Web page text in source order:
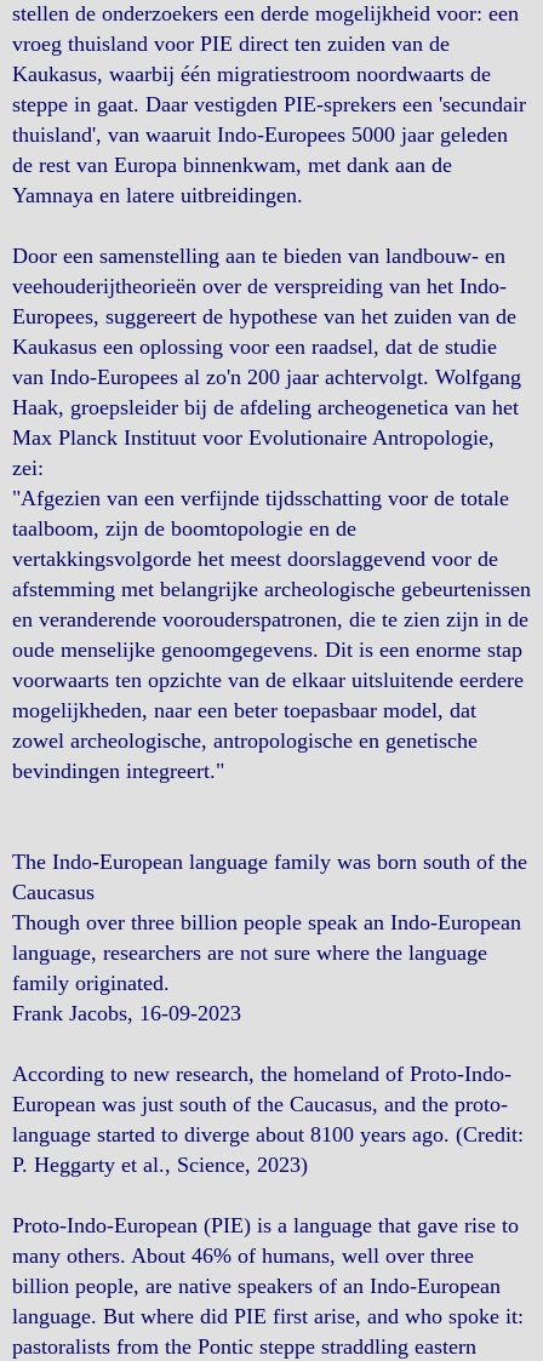
stellen de onderzoekers een derde mogelijkheid voor: een
vroeg thuisland voor PIE direct ten zuiden van de
Kaukasus, waarbij één migratiestroom noordwaarts de
steppe in gaat. Daar vestigden PIE-sprekers een 'secundair
thuisland', van waaruit Indo-Europees 5000 jaar geleden
de rest van Europa binnenkwam, met dank aan de
Yamnaya en latere uitbreidingen.
Door een samenstelling aan te bieden van landbouw- en
veehouderijtheorieën over de verspreiding van het Indo-
Europees, suggereert de hypothese van het zuiden van de
Kaukasus een oplossing voor een raadsel, dat de studie
van Indo-Europees al zo'n 200 jaar achtervolgt. Wolfgang
Haak, groepsleider bij de afdeling archeogenetica van het
Max Planck Instituut voor Evolutionaire Antropologie,
zei:
"Afgezien van een verfijnde tijdsschatting voor de totale
taalboom, zijn de boomtopologie en de
vertakkingsvolgorde het meest doorslaggevend voor de
afstemming met belangrijke archeologische gebeurtenissen
en veranderende voorouderspatronen, die te zien zijn in de
oude menselijke genoomgegevens. Dit is een enorme stap
voorwaarts ten opzichte van de elkaar uitsluitende eerdere
mogelijkheden, naar een beter toepasbaar model, dat
zowel archeologische, antropologische en genetische
bevindingen integreert."
The Indo-European language family was born south of the
Caucasus
Though over three billion people speak an Indo-European
language, researchers are not sure where the language
family originated.
Frank Jacobs, 16-09-2023
According to new research, the homeland of Proto-Indo-
European was just south of the Caucasus, and the proto-
language started to diverge about 8100 years ago. (Credit:
P. Heggarty et al., Science, 2023)
Proto-Indo-European (PIE) is a language that gave rise to
many others. About 46% of humans, well over three
billion people, are native speakers of an Indo-European
language. But where did PIE first arise, and who spoke it:
pastoralists from the Pontic steppe straddling eastern